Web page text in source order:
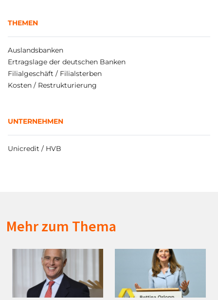
THEMEN
Auslandsbanken
Ertragslage der deutschen Banken
Filialgeschäft / Filialsterben
Kosten / Restrukturierung
UNTERNEHMEN
Unicredit / HVB
Mehr zum Thema